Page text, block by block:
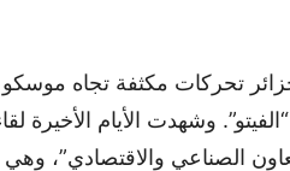
تحركات مكثفة تجاه
وشهدت الأيام الأخيرة
الصناعي والاقتصادي”،